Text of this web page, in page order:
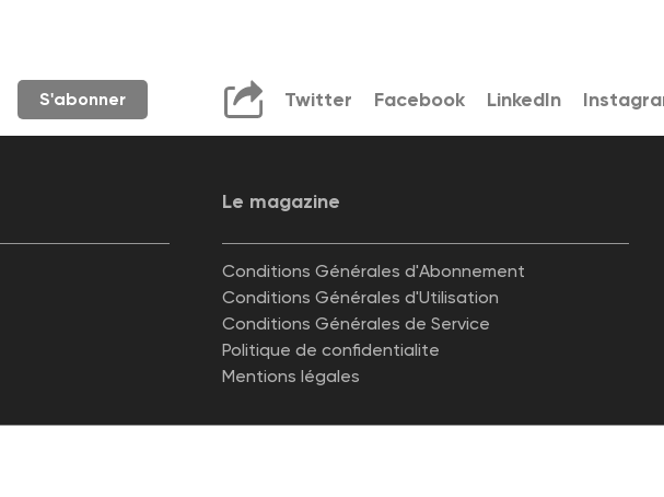
S'abonner Twitter Facebook LinkedIn
Le magazine
Conditions Générales d'Abonnement
Conditions Générales d'Utilisation
Conditions Générales de Service
Politique de confidentialite
Mentions légales